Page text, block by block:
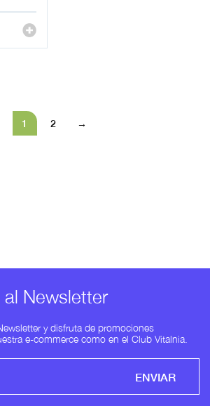
1 2 →
al Newsletter
y disfruta de promociones
e-commerce como en el Club Vitalnia.
ENVIAR